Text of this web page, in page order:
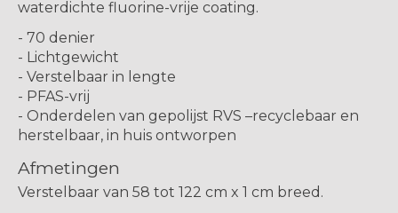
waterdichte fluorine-vrije coating.
- 70 denier
- Lichtgewicht
- Verstelbaar in lengte
- PFAS-vrij
- Onderdelen van gepolijst RVS –recyclebaar en
herstelbaar, in huis ontworpen
Afmetingen
Verstelbaar van 58 tot 122 cm x 1 cm breed.